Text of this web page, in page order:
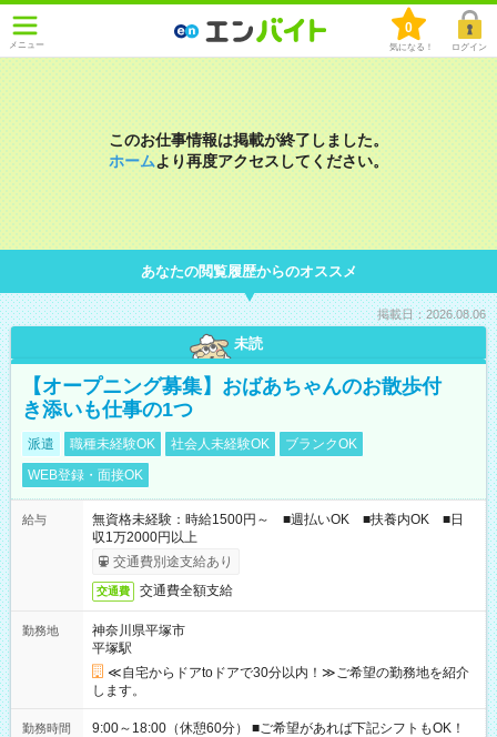
メニュー
0
気になる！ ログイン
このお仕事情報は掲載が終了しました。
ホームより再度アクセスしてください。
あなたの閲覧履歴からのオススメ
掲載日：2026.08.06
未読
【オープニング募集】おばあちゃんのお散歩付
き添いも仕事の1つ
派遣 職種未経験OK 社会人未経験OK
ブランクOK
WEB登録・面接OK
給与
無資格未経験：時給1500円～ ■週払いOK ■扶養内OK ■日
収1万2000円以上
交通費別途支給あり
交通費 交通費全額支給
勤務地
神奈川県平塚市
平塚駅
≪自宅からドアtoドアで30分以内！≫ご希望の勤務地を紹介
します。
勤務時間
9:00～18:00（休憩60分） ■ご希望があれば下記シフトもOK！